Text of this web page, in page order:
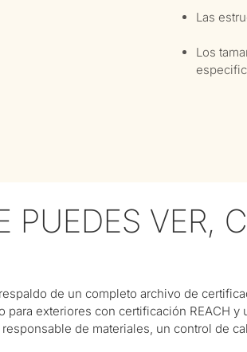
Las
Los
PUEDES VER,
de un completo archivo de
para exteriores con certificación
de materiales, un control de